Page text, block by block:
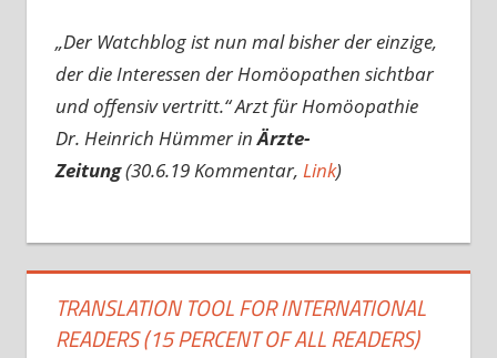
„Der Watchblog ist nun mal bisher der einzige,
der die Interessen der Homöopathen sichtbar
und offensiv vertritt.“Arzt für Homöopathie
Dr. Heinrich Hümmer inÄrzte-
Zeitung(30.6.19 Kommentar, Link)
TRANSLATION TOOL FOR INTERNATIONAL
READERS (15 PERCENT OF ALL READERS)